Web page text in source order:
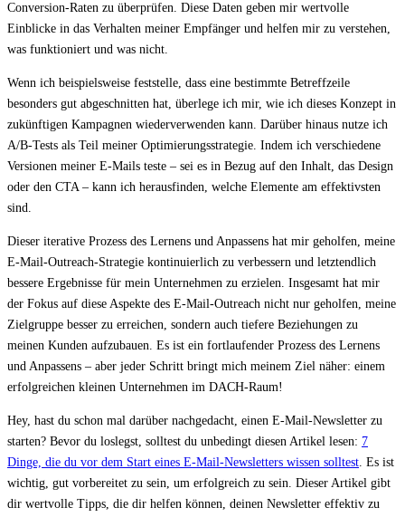
Conversion-Raten zu überprüfen. Diese Daten geben mir wertvolle
Einblicke in das Verhalten meiner Empfänger und helfen mir zu verstehen,
was funktioniert und was nicht.
Wenn ich beispielsweise feststelle, dass eine bestimmte Betreffzeile
besonders gut abgeschnitten hat, überlege ich mir, wie ich dieses Konzept in
zukünftigen Kampagnen wiederverwenden kann. Darüber hinaus nutze ich
A/B-Tests als Teil meiner Optimierungsstrategie. Indem ich verschiedene
Versionen meiner E-Mails teste – sei es in Bezug auf den Inhalt, das Design
oder den CTA – kann ich herausfinden, welche Elemente am effektivsten
sind.
Dieser iterative Prozess des Lernens und Anpassens hat mir geholfen, meine
E-Mail-Outreach-Strategie kontinuierlich zu verbessern und letztendlich
bessere Ergebnisse für mein Unternehmen zu erzielen. Insgesamt hat mir
der Fokus auf diese Aspekte des E-Mail-Outreach nicht nur geholfen, meine
Zielgruppe besser zu erreichen, sondern auch tiefere Beziehungen zu
meinen Kunden aufzubauen. Es ist ein fortlaufender Prozess des Lernens
und Anpassens – aber jeder Schritt bringt mich meinem Ziel näher: einem
erfolgreichen kleinen Unternehmen im DACH-Raum!
Hey, hast du schon mal darüber nachgedacht, einen E-Mail-Newsletter zu
starten? Bevor du loslegst, solltest du unbedingt diesen Artikel lesen: 7
Dinge, die du vor dem Start eines E-Mail-Newsletters wissen solltest. Es ist
wichtig, gut vorbereitet zu sein, um erfolgreich zu sein. Dieser Artikel gibt
dir wertvolle Tipps, die dir helfen können, deinen Newsletter effektiv zu